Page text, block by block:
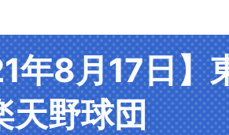
年8月17日】
天野球団